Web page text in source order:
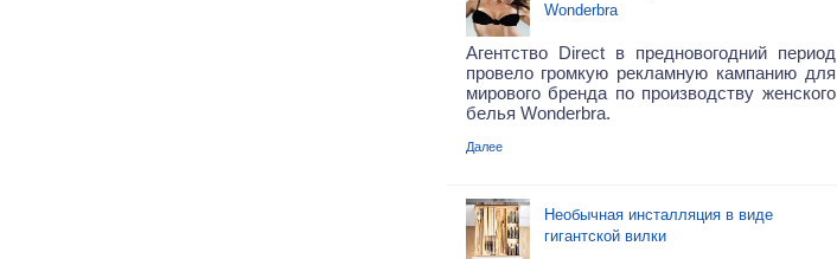
Wonderbra
Агентство Direct в предновогодний период
провело громкую рекламную кампанию для
мирового бренда по производству женского
белья Wonderbra.
Далее
Необычная инсталляция в виде
гигантской вилки